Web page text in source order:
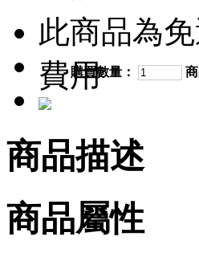
此商品為
費用購買數量：
商品描述
商品屬性